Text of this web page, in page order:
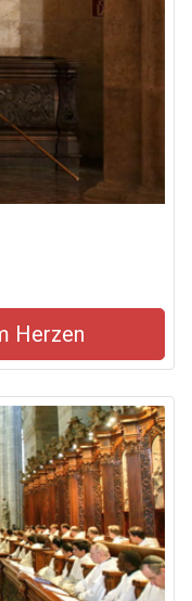
Herzen